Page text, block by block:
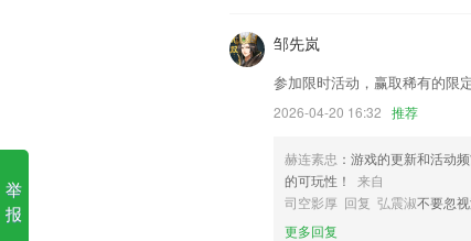
课程古诗词更省时间。
4.·贴心的国学启蒙解决方案，是有趣
5.在这里，你可以了解移动编程的乐
银娱优越会对话更新了什么?
支持保存多张图片至本地
邹先岚
参加限时活动，赢取稀有的限
2026-04-20 16:32 推荐
赫连素忠 ：游戏的更新和活动
的可玩性！
来自
司空影厚 回复 弘震淑不要忽
更多回复
举
报